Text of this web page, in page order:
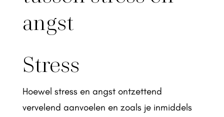
angst
Stress
Hoewel stress en angst ontzettend
vervelend aanvoelen en zoals je inmiddels